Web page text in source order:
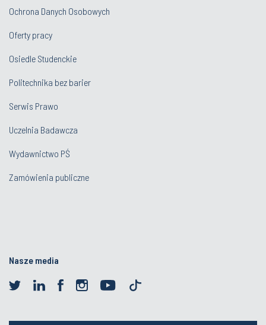
Ochrona Danych Osobowych
Oferty pracy
Osiedle Studenckie
Politechnika bez barier
Serwis Prawo
Uczelnia Badawcza
Wydawnictwo PŚ
Zamówienia publiczne
Nasze media